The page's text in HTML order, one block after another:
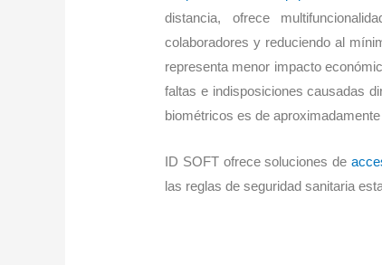
distancia, ofrece
colaboradores y reduciendo al
representa menor impacto
faltas e indisposiciones causadas
biométricos es de
ID SOFT ofrece soluciones de
las reglas de seguridad sanitaria